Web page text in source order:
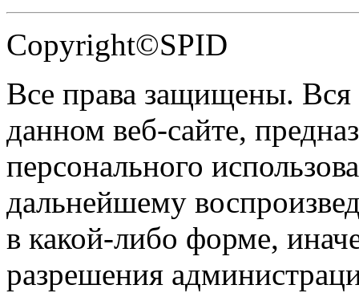
Copyright©SPID
Все права защищены.
данном веб-сайте,
персонального
дальнейшему
в какой-либо форме,
разрешения